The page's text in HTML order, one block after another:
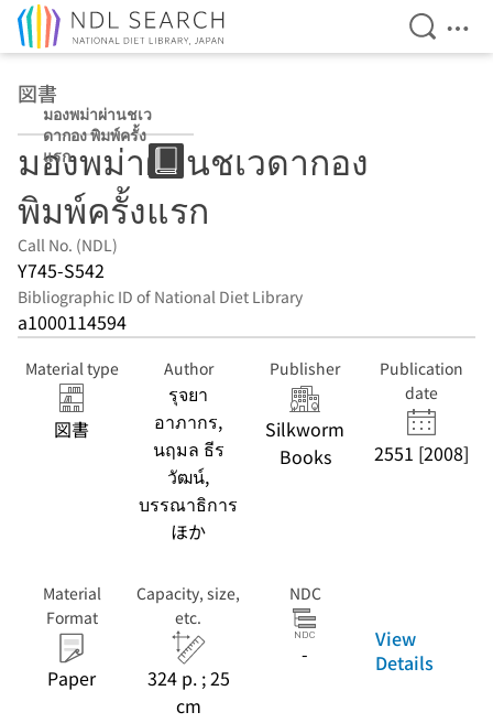
Open
図書
มองพม่าผ่านชเว
ดากอง พิมพ์ครั้ง
แรก
มองพม่าผ่านชเวดากอง
พิมพ์ครั้งแรก
Call No. (NDL)
Y745-S542
Bibliographic ID of National Diet Library
a1000114594
Material type
図書
Author
รุจยา
อาภากร,
นฤมล ธีร
วัฒน์,
บรรณาธิการ
ほか
Publisher
Silkworm
Books
Publication
date
2551 [2008]
Material
Format
Paper
Capacity, size,
etc.
324 p. ; 25
cm
NDC
-
View
Details